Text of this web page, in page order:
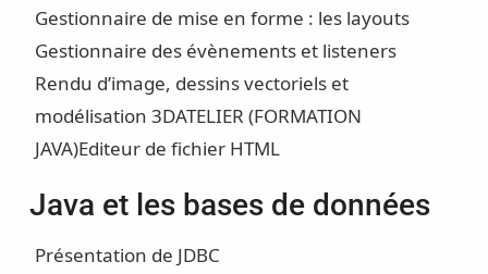
Gestionnaire de mise en forme : les layouts
Gestionnaire des évènements et listeners
Rendu d’image, dessins vectoriels et
modélisation 3DATELIER (FORMATION
JAVA)Editeur de fichier HTML
Java et les bases de données
Présentation de JDBC